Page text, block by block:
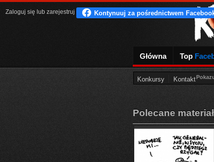
Główna Top
Konkursy Kontakt
Zaloguj się lub zarejestruj
Polecane